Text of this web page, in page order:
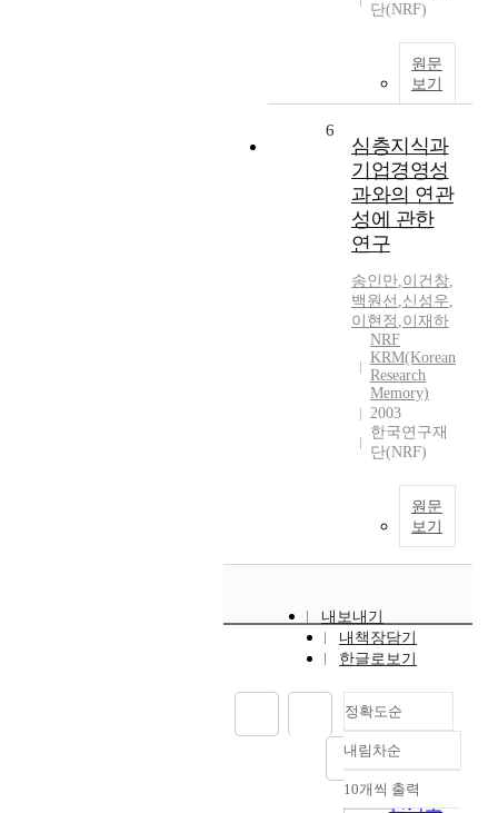
단(NRF)
원문
보기
6
심층지식과
기업경영성
과와의 연관
성에 관한
연구
송인만,이건창,
백원선 ,신성우,
이현정 ,이재하
NRF
KRM(Korean
Research
Memory)
2003
한국연구재
단(NRF)
원문
보기
내보내기
내책장담기
한글로보기
정확도순
정확도
순
인기도
내림차순
내림차순
10개씩 출력